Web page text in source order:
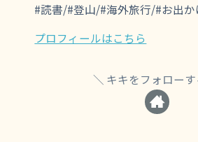
#読書/#登山/#海外旅行/#お出か
プロフィールはこちら
キキをフォローす